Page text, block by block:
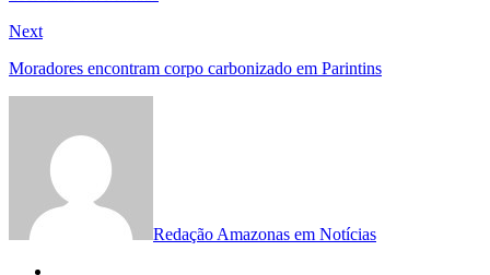
NextNext
Moradores encontram corpo carbonizado em Parintins
Redação Amazonas em Notícias